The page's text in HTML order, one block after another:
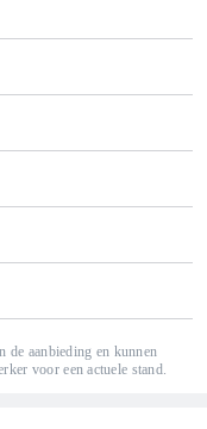
de aanbieding en kunnen
voor een actuele stand.